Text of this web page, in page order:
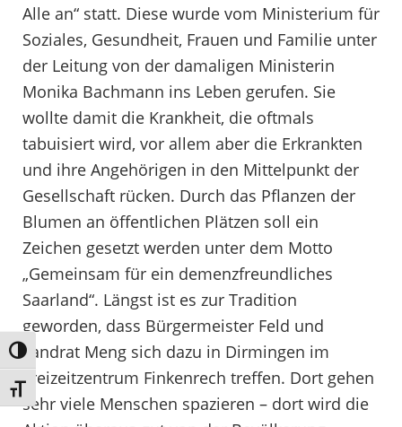
Umschalten auf hohe Kontraste
Schrift vergrößern
Alle an“ statt. Diese wurde vom Ministerium für
Soziales, Gesundheit, Frauen und Familie unter
der Leitung von der damaligen Ministerin
Monika Bachmann ins Leben gerufen. Sie
wollte damit die Krankheit, die oftmals
tabuisiert wird, vor allem aber die Erkrankten
und ihre Angehörigen in den Mittelpunkt der
Gesellschaft rücken. Durch das Pflanzen der
Blumen an öffentlichen Plätzen soll ein
Zeichen gesetzt werden unter dem Motto
„Gemeinsam für ein demenzfreundliches
Saarland“. Längst ist es zur Tradition
geworden, dass Bürgermeister Feld und
Landrat Meng sich dazu in Dirmingen im
Freizeitzentrum Finkenrech treffen. Dort gehen
sehr viele Menschen spazieren – dort wird die